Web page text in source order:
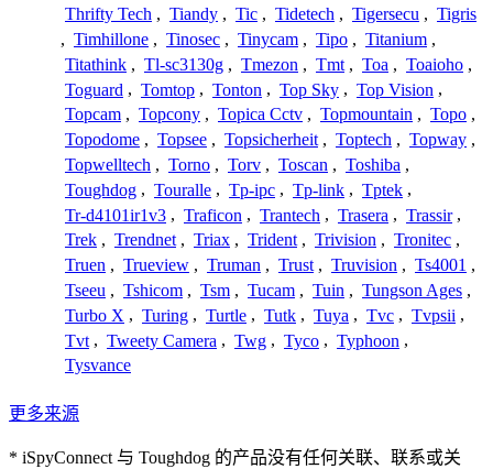
Thrifty Tech , Tiandy , Tic , Tidetech , Tigersecu , Tigris
, Timhillone , Tinosec , Tinycam , Tipo , Titanium ,
Titathink , Tl-sc3130g , Tmezon , Tmt , Toa , Toaioho ,
Toguard , Tomtop , Tonton , Top Sky , Top Vision ,
Topcam , Topcony , Topica Cctv , Topmountain , Topo ,
Topodome , Topsee , Topsicherheit , Toptech , Topway ,
Topwelltech , Torno , Torv , Toscan , Toshiba ,
Toughdog , Touralle , Tp-ipc , Tp-link , Tptek ,
Tr-d4101ir1v3 , Traficon , Trantech , Trasera , Trassir ,
Trek , Trendnet , Triax , Trident , Trivision , Tronitec ,
Truen , Trueview , Truman , Trust , Truvision , Ts4001 ,
Tseeu , Tshicom , Tsm , Tucam , Tuin , Tungson Ages ,
Turbo X , Turing , Turtle , Tutk , Tuya , Tvc , Tvpsii ,
Tvt , Tweety Camera , Twg , Tyco , Typhoon ,
Tysvance
更多来源
* iSpyConnect 与 Toughdog 的产品没有任何关联、联系或关